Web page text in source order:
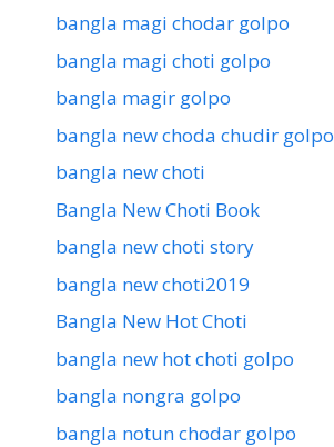
bangla magi chodar golpo
bangla magi choti golpo
bangla magir golpo
bangla new choda chudir golpo
bangla new choti
Bangla New Choti Book
bangla new choti story
bangla new choti2019
Bangla New Hot Choti
bangla new hot choti golpo
bangla nongra golpo
bangla notun chodar golpo